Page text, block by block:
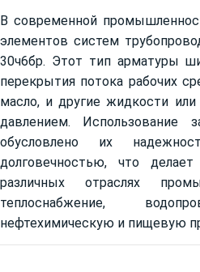
В современной
элементов систем
30ч6бр. Этот тип арматуры
перекрытия потока рабочих
масло, и другие жидкости
давлением. Использование
обусловлено их
долговечностью, что
различных отраслях
теплоснабжение,
нефтехимическую и пищевую